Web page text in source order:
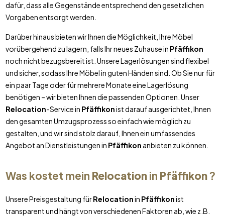
dafür, dass alle Gegenstände entsprechend den gesetzlichen
Vorgaben entsorgt werden.
Darüber hinaus bieten wir Ihnen die Möglichkeit, Ihre Möbel
vorübergehend zu lagern, falls Ihr neues Zuhause in Pfäffikon
noch nicht bezugsbereit ist. Unsere Lagerlösungen sind flexibel
und sicher, sodass Ihre Möbel in guten Händen sind. Ob Sie nur für
ein paar Tage oder für mehrere Monate eine Lagerlösung
benötigen – wir bieten Ihnen die passenden Optionen. Unser
Relocation-Service in Pfäffikonist darauf ausgerichtet, Ihnen
den gesamten Umzugsprozess so einfach wie möglich zu
gestalten, und wir sind stolz darauf, Ihnen ein umfassendes
Angebot an Dienstleistungen in Pfäffikon anbieten zu können.
Was kostet mein Relocationin Pfäffikon?
Unsere Preisgestaltung fürRelocationin Pfäffikonist
transparent und hängt von verschiedenen Faktoren ab, wie z.B.